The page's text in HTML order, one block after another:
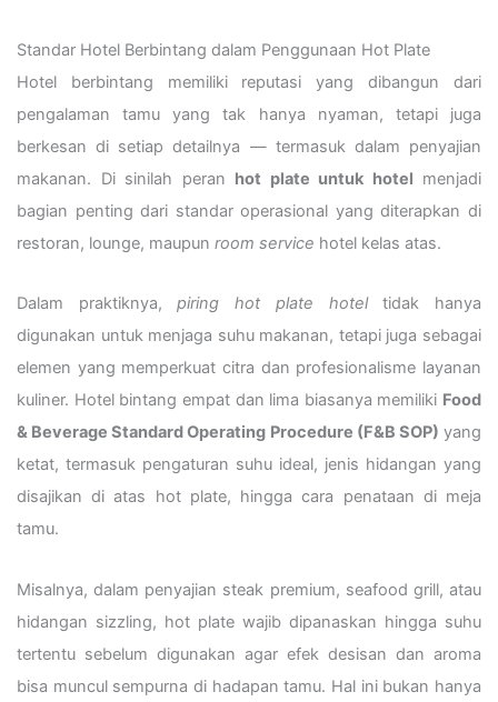
Standar Hotel Berbintang dalam Penggunaan Hot Plate
Hotel berbintang memiliki reputasi yang dibangun dari
pengalaman tamu yang tak hanya nyaman, tetapi juga
berkesan di setiap detailnya — termasuk dalam penyajian
makanan. Di sinilah peran hot plate untuk hotel menjadi
bagian penting dari standar operasional yang diterapkan di
restoran, lounge, maupun room service hotel kelas atas.
Dalam praktiknya,piring hot plate hoteltidak hanya
digunakan untuk menjaga suhu makanan, tetapi juga sebagai
elemen yang memperkuat citra dan profesionalisme layanan
kuliner. Hotel bintang empat dan lima biasanya memiliki Food
& Beverage Standard Operating Procedure (F&B SOP) yang
ketat, termasuk pengaturan suhu ideal, jenis hidangan yang
disajikan di atas hot plate, hingga cara penataan di meja
tamu.
Misalnya, dalam penyajian steak premium, seafood grill, atau
hidangan sizzling, hot plate wajib dipanaskan hingga suhu
tertentu sebelum digunakan agar efek desisan dan aroma
bisa muncul sempurna di hadapan tamu. Hal ini bukan hanya